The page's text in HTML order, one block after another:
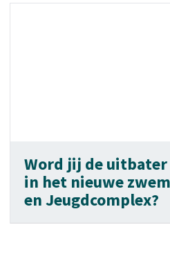
Word jij de uitbater
in het nieuwe
en Jeugdcomplex?